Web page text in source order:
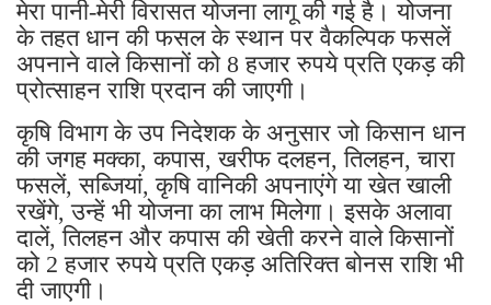
मेरा पानी-मेरी विरासत योजना लागू की गई है। योजना
के तहत धान की फसल के स्थान पर वैकल्पिक फसलें
अपनाने वाले किसानों को 8 हजार रुपये प्रति एकड़ की
प्रोत्साहन राशि प्रदान की जाएगी।
कृषि विभाग के उप निदेशक के अनुसार जो किसान धान
की जगह मक्का, कपास, खरीफ दलहन, तिलहन, चारा
फसलें, सब्जियां, कृषि वानिकी अपनाएंगे या खेत खाली
रखेंगे, उन्हें भी योजना का लाभ मिलेगा। इसके अलावा
दालें, तिलहन और कपास की खेती करने वाले किसानों
को 2 हजार रुपये प्रति एकड़ अतिरिक्त बोनस राशि भी
दी जाएगी।